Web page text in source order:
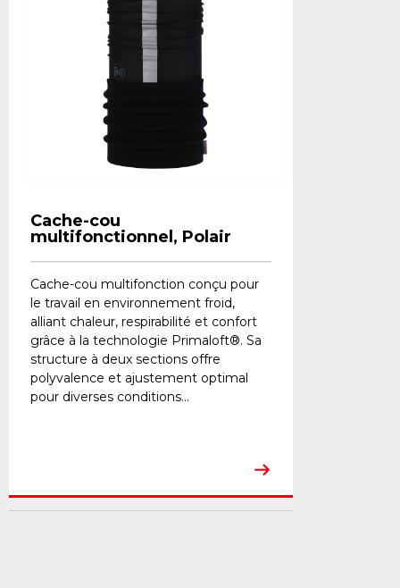
Cache-cou
multifonctionnel, Polair
Cache-cou multifonction conçu pour
le travail en environnement froid,
alliant chaleur, respirabilité et confort
grâce à la technologie Primaloft®. Sa
structure à deux sections offre
polyvalence et ajustement optimal
pour diverses conditions...